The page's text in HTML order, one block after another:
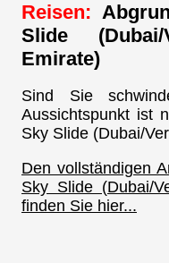
Reisen:
Slide (Dubai/
Emirate)
Sind Sie
Aussichtspunkt ist
Sky Slide (Dubai/
Den vollständigen
Sky Slide (Dubai/
finden Sie hier...